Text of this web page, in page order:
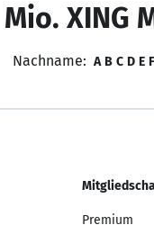
Mio. XING
Nachname: A B C D E F
Premium